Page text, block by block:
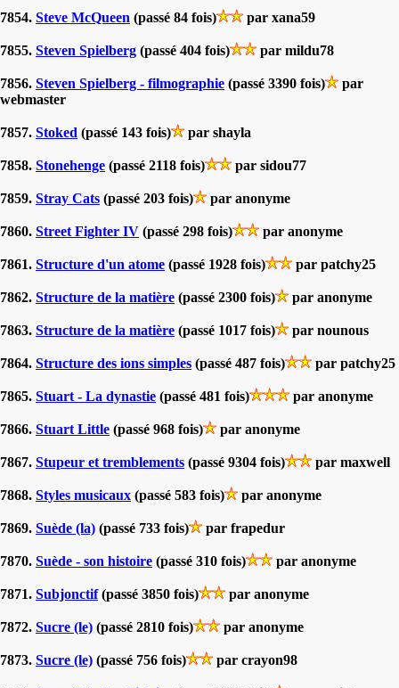
7854. Steve McQueen (passé 84 fois) par xana59
7855. Steven Spielberg (passé 404 fois) par mildu78
7856. Steven Spielberg - filmographie (passé 3390 fois)
par
webmaster
7857. Stoked (passé 143 fois) par shayla
7858. Stonehenge (passé 2118 fois) par sidou77
7859. Stray Cats (passé 203 fois) par anonyme
7860. Street Fighter IV (passé 298 fois) par anonyme
7861. Structure d'un atome (passé 1928 fois) par patchy25
7862. Structure de la matière (passé 2300 fois) par anonyme
7863. Structure de la matière (passé 1017 fois) par nounous
7864. Structure des ions simples (passé 487 fois) par patchy25
7865. Stuart - La dynastie (passé 481 fois) par anonyme
7866. Stuart Little (passé 968 fois) par anonyme
7867. Stupeur et tremblements (passé 9304 fois) par maxwell
7868. Styles musicaux (passé 583 fois) par anonyme
7869. Suède (la) (passé 733 fois) par frapedur
7870. Suède - son histoire (passé 310 fois) par anonyme
7871. Subjonctif (passé 3850 fois) par anonyme
7872. Sucre (le) (passé 2810 fois) par anonyme
7873. Sucre (le) (passé 756 fois) par crayon98